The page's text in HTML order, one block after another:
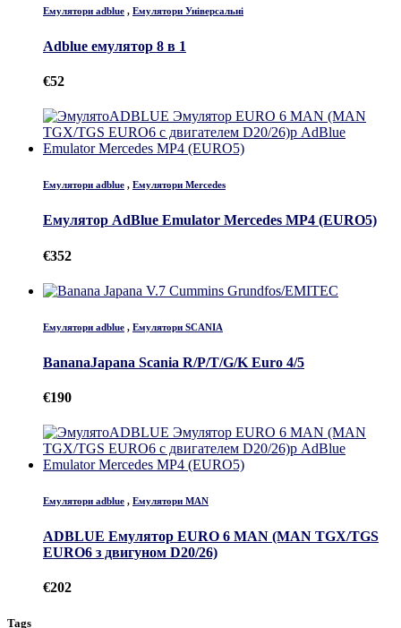
Емулятори adblue , Емулятори Універсальні
Adblue емулятор 8 в 1
€52
Емулятори adblue , Емулятори Mercedes
Емулятор AdBlue Emulator Mercedes MP4 (EURO5)
€352
Емулятори adblue , Емулятори SCANIA
BananaJapana Scania R/P/T/G/K Euro 4/5
€190
Емулятори adblue , Емулятори MAN
ADBLUE Емулятор EURO 6 MAN (MAN TGX/TGS
EURO6 з двигуном D20/26)
€202
Tags